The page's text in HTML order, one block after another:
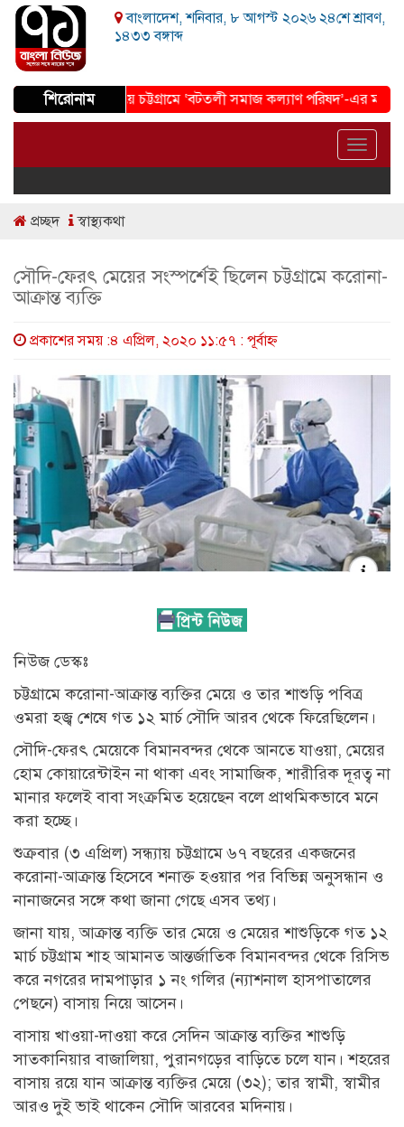
বাংলাদেশ, শনিবার, ৮ আগস্ট ২০২৬ ২৪শে শ্রাবণ,
১৪৩৩ বঙ্গাব্দ
শিরোনাম
গড়ার প্রত্যয়ে চট্টগ্রামে ‘বটতলী সমাজ কল্যাণ পরিষদ’-এর
Toggle
প্রচ্ছদ স্বাস্থ্যকথা
সৌদি-ফেরৎ মেয়ের সংস্পর্শেই ছিলেন চট্টগ্রামে করোনা-
আক্রান্ত ব্যক্তি
প্রকাশের সময় :৪ এপ্রিল, ২০২০ ১১:৫৭ : পূর্বাহ্ণ
নিউজ ডেস্কঃ
চট্টগ্রামে করোনা-আক্রান্ত ব্যক্তির মেয়ে ও তার শাশুড়ি পবিত্র
ওমরা হজ্ব শেষে গত ১২ মার্চ সৌদি আরব থেকে ফিরেছিলেন।
সৌদি-ফেরৎ মেয়েকে বিমানবন্দর থেকে আনতে যাওয়া, মেয়ের
হোম কোয়ারেন্টাইন না থাকা এবং সামাজিক, শারীরিক দূরত্ব না
মানার ফলেই বাবা সংক্রমিত হয়েছেন বলে প্রাথমিকভাবে মনে
করা হচ্ছে।
শুক্রবার (৩ এপ্রিল) সন্ধ্যায় চট্টগ্রামে ৬৭ বছরের একজনের
করোনা-আক্রান্ত হিসেবে শনাক্ত হওয়ার পর বিভিন্ন অনুসন্ধান ও
নানাজনের সঙ্গে কথা জানা গেছে এসব তথ্য।
জানা যায়, আক্রান্ত ব্যক্তি তার মেয়ে ও মেয়ের শাশুড়িকে গত ১২
মার্চ চট্টগ্রাম শাহ আমানত আন্তর্জাতিক বিমানবন্দর থেকে রিসিভ
করে নগরের দামপাড়ার ১ নং গলির (ন্যাশনাল হাসপাতালের
পেছনে) বাসায় নিয়ে আসেন।
বাসায় খাওয়া-দাওয়া করে সেদিন আক্রান্ত ব্যক্তির শাশুড়ি
সাতকানিয়ার বাজালিয়া, পুরানগড়ের বাড়িতে চলে যান। শহরের
বাসায় রয়ে যান আক্রান্ত ব্যক্তির মেয়ে (৩২); তার স্বামী, স্বামীর
আরও দুই ভাই থাকেন সৌদি আরবের মদিনায়।